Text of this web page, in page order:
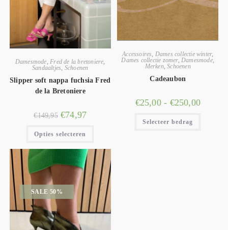
Damesmode Fred de la bretoniere
Sandaaltjes Schoenen
Slipper soft nappa fuchsia Fred
de la Bretoniere
€149,95 €74,97
Opties selecteren
Accessoires Dames collectie winter,
Dames collectie zomer, Damesmode,
Merken,Schoenen
Cadeaubon
€25,00 - €250,00
Selecteer bedrag
SALE 50%